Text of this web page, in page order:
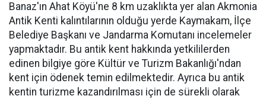
Banaz'ın Ahat Köyü'ne 8 km uzaklıkta yer alan Akmonia
Antik Kenti kalıntılarının olduğu yerde Kaymakam, İlçe
Belediye Başkanı ve Jandarma Komutanı incelemeler
yapmaktadır. Bu antik kent hakkında yetkililerden
edinen bilgiye göre Kültür ve Turizm Bakanlığı'ndan
kent için ödenek temin edilmektedir. Ayrıca bu antik
kentin turizme kazandırılması için de sürekli olarak